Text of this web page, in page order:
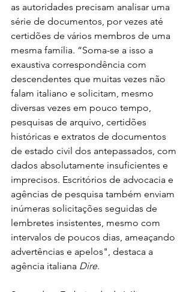
as autoridades precisam analisar uma
série de documentos, por vezes até
certidões de vários membros de uma
mesma família. “Soma-se a isso a
exaustiva correspondência com
descendentes que muitas vezes não
falam italiano e solicitam, mesmo
diversas vezes em pouco tempo,
pesquisas de arquivo, certidões
históricas e extratos de documentos
de estado civil dos antepassados, com
dados absolutamente insuficientes e
imprecisos. Escritórios de advocacia e
agências de pesquisa também enviam
inúmeras solicitações seguidas de
lembretes insistentes, mesmo com
intervalos de poucos dias, ameaçando
advertências e apelos", destaca a
agência italiana Dire.